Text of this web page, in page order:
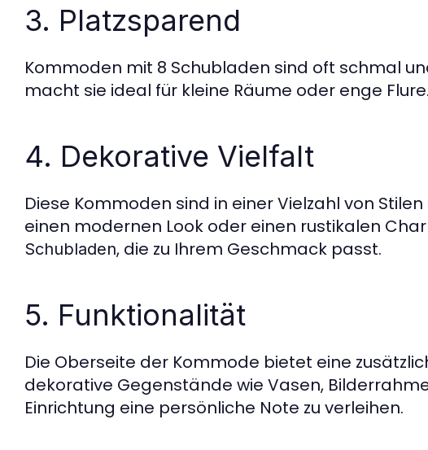
3. Platzsparend
Kommoden mit 8 Schubladen sind oft schmal
macht sie ideal für kleine Räume oder enge Flure.
4. Dekorative Vielfalt
Diese Kommoden sind in einer Vielzahl von
einen modernen Look oder einen rustikalen
Schubladen, die zu Ihrem Geschmack passt.
5. Funktionalität
Die Oberseite der Kommode bietet eine
dekorative Gegenstände wie Vasen,
Einrichtung eine persönliche Note zu verleihen.